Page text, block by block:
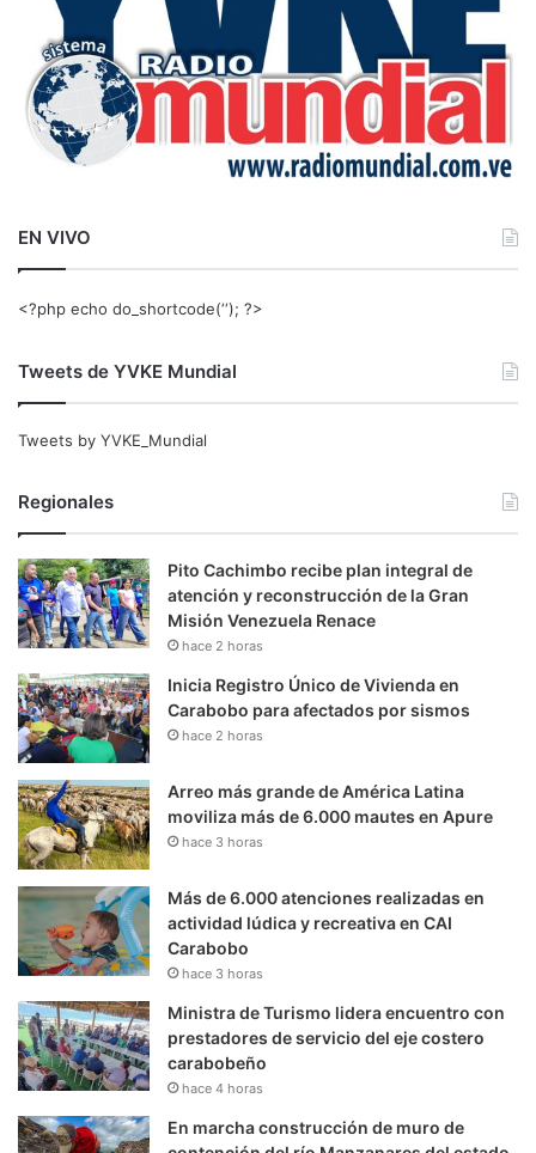
EN VIVO
<?php echo do_shortcode(‘‘); ?>
Tweets de YVKE Mundial
Tweets by YVKE_Mundial
Regionales
Pito Cachimbo recibe plan integral de
atención y reconstrucción de la Gran
Misión Venezuela Renace
hace 2 horas
Inicia Registro Único de Vivienda en
Carabobo para afectados por sismos
hace 2 horas
Arreo más grande de América Latina
moviliza más de 6.000 mautes en Apure
hace 3 horas
Más de 6.000 atenciones realizadas en
actividad lúdica y recreativa en CAI
Carabobo
hace 3 horas
Ministra de Turismo lidera encuentro con
prestadores de servicio del eje costero
carabobeño
hace 4 horas
En marcha construcción de muro de